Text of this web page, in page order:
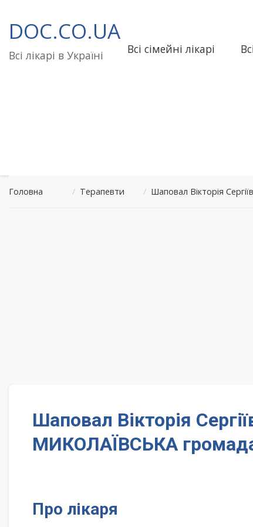
до
вмісту
DOC.CO.UA
Всі лікарі в Україні Всі сімейні лікарі
Головна / Терапевти / Шаповал Вікторія
Шаповал Вікторія
МИКОЛАЇВСЬКА
Про лікаря